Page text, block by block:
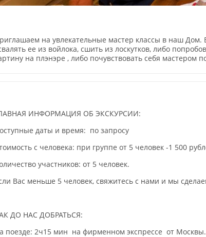
на увлекательные мастер классы в наш Дом.
ее из войлока, сшить из лоскутков, либо
на плэнэре , либо почувствовать себя мастером
ИНФОРМАЦИЯ ОБ ЭКСКУРСИИ:
даты и время: по запросу
с человека: при группе от 5 человек -1 500
участников: от 5 человек.
Вас меньше 5 человек, свяжитесь с нами и мы
ДО НАС ДОБРАТЬСЯ:
поезде: 2ч15 мин на фирменном экспрессе от Москвы.